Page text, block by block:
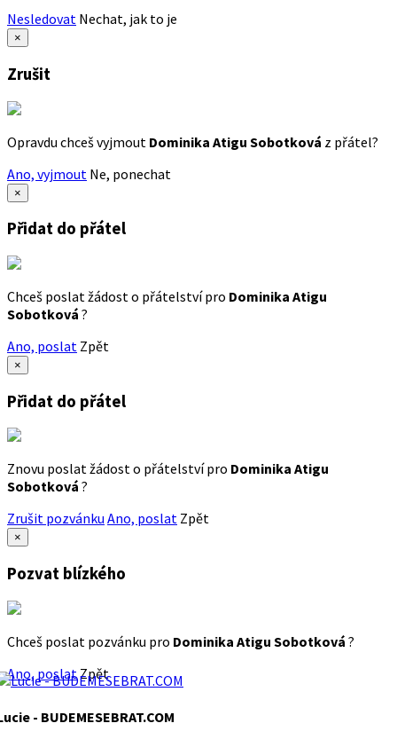
Nesledovat Nechat, jak to je
×
Zrušit
Opravdu chceš vyjmout Dominika Atigu Sobotková z přátel?
Ano, vyjmout Ne, ponechat
×
Přidat do přátel
Chceš poslat žádost o přátelství pro Dominika Atigu
Sobotková ?
Ano, poslat Zpět
×
Přidat do přátel
Znovu poslat žádost o přátelství pro Dominika Atigu
Sobotková ?
Zrušit pozvánku Ano, poslat Zpět
×
Pozvat blízkého
Chceš poslat pozvánku pro Dominika Atigu Sobotková ?
Ano, poslatZpět
- BUDEMESEBRAT.COM